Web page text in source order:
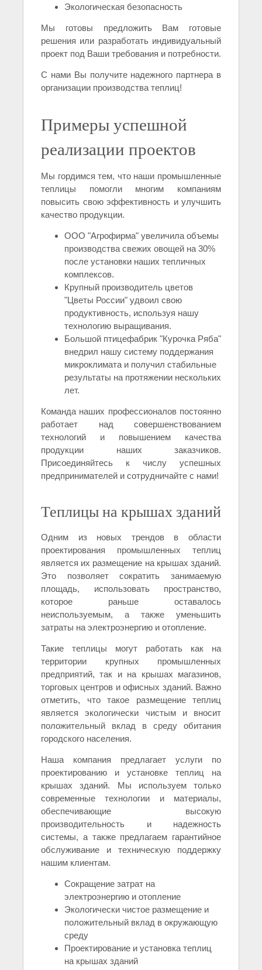
Экологическая безопасность
Мы готовы предложить Вам готовые
решения или разработать индивидуальный
проект под Ваши требования и потребности.
С нами Вы получите надежного партнера в
организации производства теплиц!
Примеры успешной
реализации проектов
Мы гордимся тем, что наши промышленные
теплицы помогли многим компаниям
повысить свою эффективность и улучшить
качество продукции.
ООО "Агрофирма" увеличила объемы
производства свежих овощей на 30%
после установки наших тепличных
комплексов.
Крупный производитель цветов
"Цветы России" удвоил свою
продуктивность, используя нашу
технологию выращивания.
Большой птицефабрик "Курочка Ряба"
внедрил нашу систему поддержания
микроклимата и получил стабильные
результаты на протяжении нескольких
лет.
Команда наших профессионалов постоянно
работает над совершенствованием
технологий и повышением качества
продукции наших заказчиков.
Присоединяйтесь к числу успешных
предпринимателей и сотрудничайте с нами!
Теплицы на крышах зданий
Одним из новых трендов в области
проектирования промышленных теплиц
является их размещение на крышах зданий.
Это позволяет сократить занимаемую
площадь, использовать пространство,
которое раньше оставалось
неиспользуемым, а также уменьшить
затраты на электроэнергию и отопление.
Такие теплицы могут работать как на
территории крупных промышленных
предприятий, так и на крышах магазинов,
торговых центров и офисных зданий. Важно
отметить, что такое размещение теплиц
является экологически чистым и вносит
положительный вклад в среду обитания
городского населения.
Наша компания предлагает услуги по
проектированию и установке теплиц на
крышах зданий. Мы используем только
современные технологии и материалы,
обеспечивающие высокую
производительность и надежность
системы, а также предлагаем гарантийное
обслуживание и техническую поддержку
нашим клиентам.
Сокращение затрат на
электроэнергию и отопление
Экологически чистое размещение и
положительный вклад в окружающую
среду
Проектирование и установка теплиц
на крышах зданий